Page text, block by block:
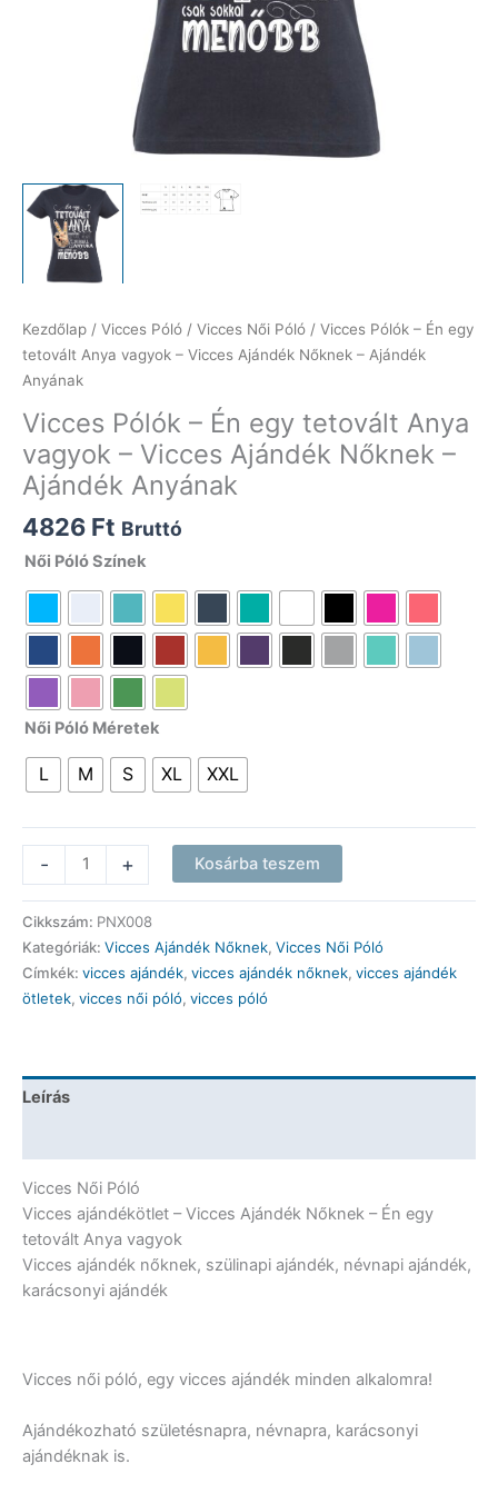
Kezdőlap / Vicces Póló / Vicces Női Póló / Vicces Pólók – Én egy
tetovált Anya vagyok – Vicces Ajándék Nőknek – Ajándék
Anyának
Vicces Pólók – Én egy tetovált Anya
vagyok – Vicces Ajándék Nőknek –
Ajándék Anyának
4826 Ft Bruttó
Női Póló Színek
Női Póló Méretek
L M S XL XXL
-
Pólók
-
Én
egy
tetovált
Anya
Vicces
-
Ajándék
Anyának
mennyiség
+ Kosárba teszem
Cikkszám: PNX008
Kategóriák: Vicces Ajándék Nőknek, Vicces Női Póló
Címkék: vicces ajándék, vicces ajándék nőknek, vicces ajándék
ötletek, vicces női póló, vicces póló
Leírás
Vicces Női Póló
Vicces ajándékötlet – Vicces Ajándék Nőknek – Én egy
tetovált Anya vagyok
Vicces ajándék nőknek, szülinapi ajándék, névnapi ajándék,
karácsonyi ajándék
Vicces női póló, egy vicces ajándék minden alkalomra!
Ajándékozható születésnapra, névnapra, karácsonyi
ajándéknak is.